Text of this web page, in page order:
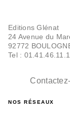
Editions Glénat
24 Avenue du
92772
Tel :
NOS RÉSEAUX